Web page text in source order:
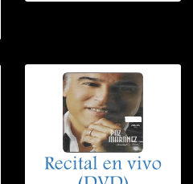
Recital en vivo